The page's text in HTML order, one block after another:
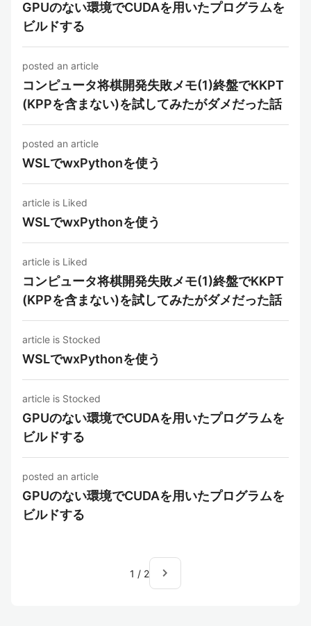
GPUのない環境でCUDAを用いたプログラムを
ビルドする
posted an article
コンピュータ将棋開発失敗メモ(1)終盤でKKPT
(KPPを含まない)を試してみたがダメだった話
posted an article
WSLでwxPythonを使う
article is Liked
WSLでwxPythonを使う
article is Liked
コンピュータ将棋開発失敗メモ(1)終盤でKKPT
(KPPを含まない)を試してみたがダメだった話
article is Stocked
WSLでwxPythonを使う
article is Stocked
GPUのない環境でCUDAを用いたプログラムを
ビルドする
posted an article
GPUのない環境でCUDAを用いたプログラムを
ビルドする
1 / 2 navigate_next